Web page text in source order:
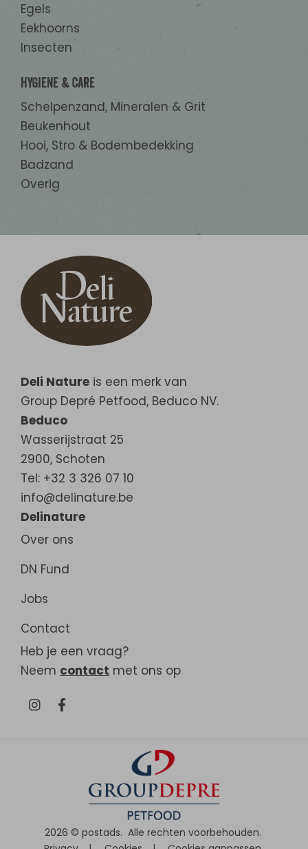
Egels
Eekhoorns
Insecten
Hygiene & Care
Schelpenzand, Mineralen & Grit
Beukenhout
Hooi, Stro & Bodembedekking
Badzand
Overig
Deli Nature is een merk van
Group Depré Petfood, Beduco NV.
Beduco
Wasserijstraat 25
2900, Schoten
Tel: +32 3 326 07 10
info@delinature.be
Delinature
Over ons
DN Fund
Jobs
Contact
Heb je een vraag?
Neem contact met ons op
2026 © postads. Alle rechten voorbehouden.